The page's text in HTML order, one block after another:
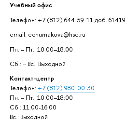
Учебный офис
Телефон: +7 (812) 644-59-11 доб. 61419
email: echumakova@hse.ru
Пн. – Пт.: 10:00–18:00
Сб.: – Вс.: Выходной
Контакт-центр
Телефон: +7 (812) 980-00-30
Пн. – Пт.: 10:00–18:00
Сб.: 11:00-16:00
Вс.: Выходной